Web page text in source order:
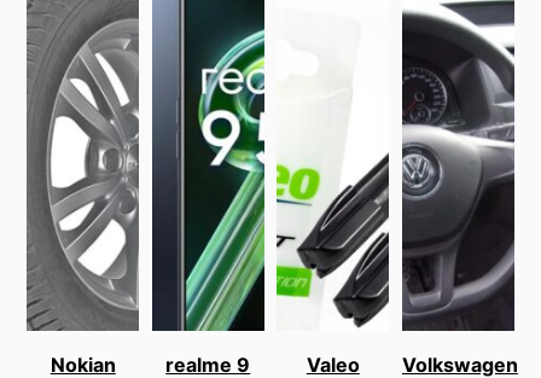
Nokian
realme 9
Valeo
Volkswagen